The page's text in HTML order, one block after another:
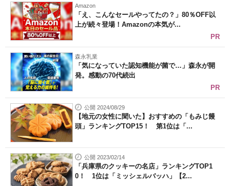
Amazon
「え、こんなセールやってたの？」80％OFF以
上が続々登場！Amazonの本気が...
PR
森永乳業
「気になっていた認知機能が菌で…」森永が開
発。感動の70代続出
PR
公開 2024/08/29
【地元の女性に聞いた】おすすめの「もみじ饅
頭」ランキングTOP15！ 第1位は「...
公開 2023/02/14
「兵庫県のクッキーの名店」ランキングTOP1
0！ 1位は「ミッシェルバッハ」【2...